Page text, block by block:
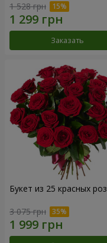
1 528 грн
Заказать
Букет из 25 красных роз
3 075 грн